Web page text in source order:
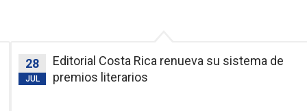
28
JUL
Editorial Costa Rica renueva su sistema de
premios literarios